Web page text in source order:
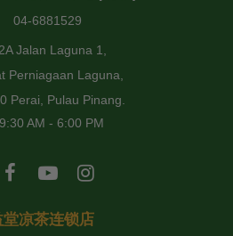
04-6881529
Jalan Laguna 1,
Perniagaan Laguna,
Perai, Pulau Pinang.
AM - 6:00 PM
堂凉茶连锁店